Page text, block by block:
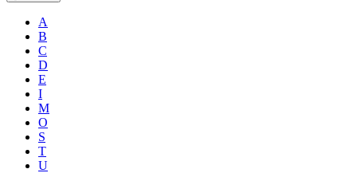
A
B
C
D
E
I
M
O
S
T
U